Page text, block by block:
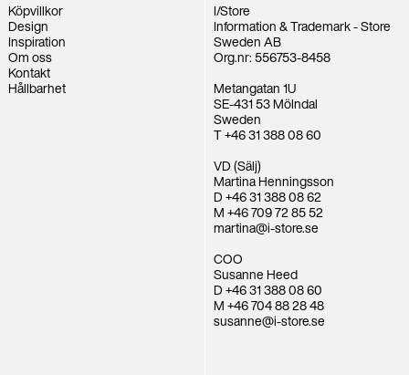
Köpvillkor
Design
Inspiration
Om oss
Kontakt
Hållbarhet
I/Store
Information & Trademark - Store
Sweden AB
Org.nr: 556753-8458
Metangatan 1U
SE-431 53 Mölndal
Sweden
T +46 31 388 08 60
VD (Sälj)
Martina Henningsson
D +46 31 388 08 62
M +46 709 72 85 52
martina@i-store.se
COO
Susanne Heed
D +46 31 388 08 60
M +46 704 88 28 48
susanne@i-store.se